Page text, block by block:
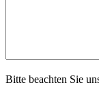
Bitte beachten Sie